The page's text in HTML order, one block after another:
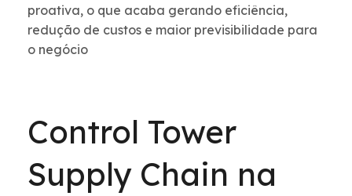
proativa, o que acaba gerando eficiência,
redução de custos e maior previsibilidade para
o negócio
Control Tower
Supply Chain na